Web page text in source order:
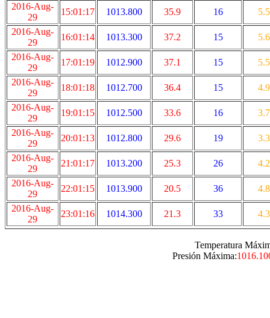
2016-Aug-
29
15:01:17 1013.800 35.9 16
5.5
2016-Aug-
29
16:01:14 1013.300 37.2 15
5.6
2016-Aug-
29
17:01:19 1012.900 37.1 15
5.5
2016-Aug-
29
18:01:18 1012.700 36.4 15
4.9
2016-Aug-
29
19:01:15 1012.500 33.6 16
3.7
2016-Aug-
29
20:01:13 1012.800 29.6 19
3.3
2016-Aug-
29
21:01:17 1013.200 25.3 26
4.2
2016-Aug-
29
22:01:15 1013.900 20.5 36
4.8
2016-Aug-
29
23:01:16 1014.300 21.3 33 4.3
Temperatura
Presión Máxima: